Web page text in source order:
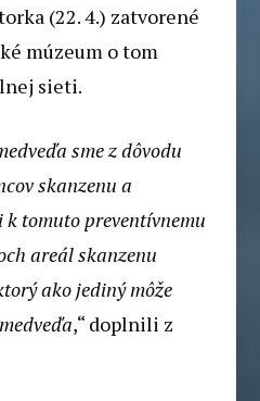
(22. 4.) zatvorené
múzeum o tom
sieti.
sme z dôvodu
skanzenu a
tomuto preventívnemu
areál skanzenu
ako jediný môže
,“ doplnili z